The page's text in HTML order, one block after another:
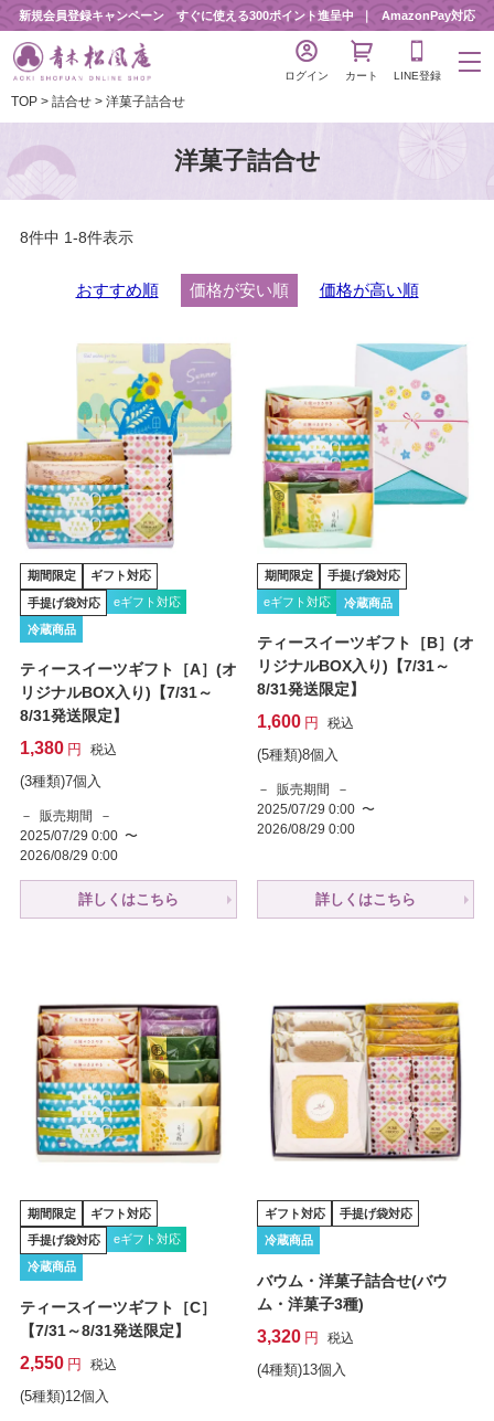
新規会員登録キャンペーン すぐに使える300ポイント進呈中 AmazonPay対応
ログイン カート LINE登録
TOP 詰合せ 洋菓子詰合せ
洋菓子詰合せ
おすすめ順 価格が安い順 価格が高い順
8件中 1-8件表示
期間限定 ギフト対応
手提げ袋対応 eギフト対応
冷蔵商品
ティースイーツギフト［A］(オ
リジナルBOX入り)【7/31～
8/31発送限定】
1,380 税込
(3種類)7個入
販売期間
2025/07/29 0:00 〜
2026/08/29 0:00
詳しくはこちら
期間限定
手提げ袋対応
eギフト対応
冷蔵商品
ティースイーツギフト［B］(オ
リジナルBOX入り)【7/31～
8/31発送限定】
1,600 税込
(5種類)8個入
販売期間
2025/07/29 0:00 〜
2026/08/29 0:00
詳しくはこちら
期間限定 ギフト対応
手提げ袋対応 eギフト対応
冷蔵商品
ティースイーツギフト［C］
【7/31～8/31発送限定】
2,550 税込
(5種類)12個入
ギフト対応 手提げ袋対応
冷蔵商品
バウム・洋菓子詰合せ(バウ
ム・洋菓子3種)
3,320 税込
(4種類)13個入